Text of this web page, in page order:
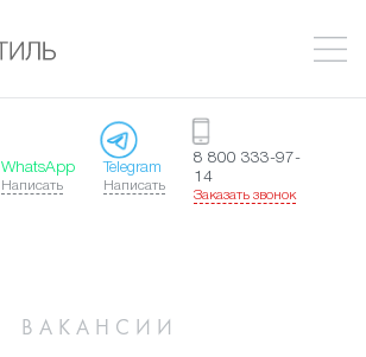
WhatsApp
Написать
Telegram
Написать
8 800 333-97-
14
Заказать звонок
ВАКАНСИИ